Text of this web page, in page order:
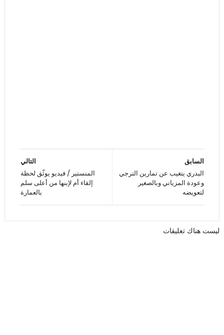
التالي
المنستير / فيديو يوثّق لحظة
إلقاء أم لإبنها من أعلى سلم
بالعمارة
السابق
البدري يتغيب عن تمارين الترجي
وعودة المزياني وبالصغير
لتعويضه
ليست هناك تعليقات